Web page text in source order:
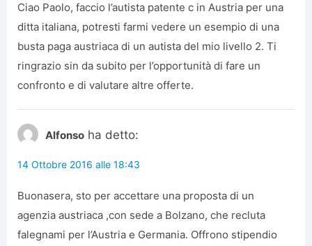
Ciao Paolo, faccio l’autista patente c in Austria per una
ditta italiana, potresti farmi vedere un esempio di una
busta paga austriaca di un autista del mio livello 2. Ti
ringrazio sin da subito per l’opportunità di fare un
confronto e di valutare altre offerte.
Alfonso ha detto:
14 Ottobre 2016 alle 18:43
Buonasera, sto per accettare una proposta di un
agenzia austriaca ,con sede a Bolzano, che recluta
falegnami per l’Austria e Germania. Offrono stipendio